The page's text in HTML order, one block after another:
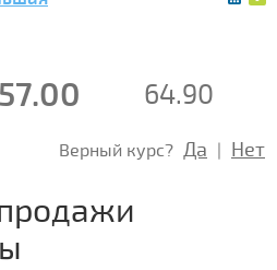
57.00 64.90
Верный курс? Да | Нет